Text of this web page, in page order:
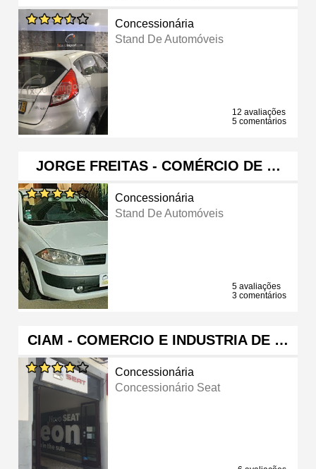
Concessionária
Stand De Automóveis
12 avaliações
5 comentários
JORGE FREITAS - COMÉRCIO DE …
Concessionária
Stand De Automóveis
5 avaliações
3 comentários
CIAM - COMERCIO E INDUSTRIA DE …
Concessionária
Concessionário Seat